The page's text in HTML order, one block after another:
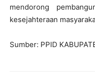
mendorong
kesejahteraan
Sumber: PPID